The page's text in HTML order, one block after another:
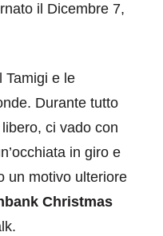
il Dicembre 7,
Tamigi e le
Durante tutto
libero, ci vado con
in giro e
un motivo ulteriore
Christmas